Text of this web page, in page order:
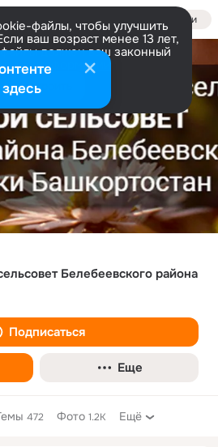
Войти
файлы, чтобы улучшить
ваш возраст менее 13 лет,
должен ваш законный
информации
Настроить
Белебеевского района
Подписаться
Еще
472 Фото 1.2K Ещё